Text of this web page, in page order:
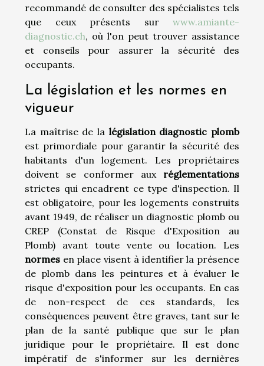
recommandé de consulter des spécialistes tels
que ceux présents sur www.amiante-
diagnostic.ch, où l'on peut trouver assistance
et conseils pour assurer la sécurité des
occupants.
La législation et les normes en
vigueur
La maîtrise de la législation diagnostic plomb
est primordiale pour garantir la sécurité des
habitants d'un logement. Les propriétaires
doivent se conformer aux réglementations
strictes qui encadrent ce type d'inspection. Il
est obligatoire, pour les logements construits
avant 1949, de réaliser un diagnostic plomb ou
CREP (Constat de Risque d'Exposition au
Plomb) avant toute vente ou location. Les
normes en place visent à identifier la présence
de plomb dans les peintures et à évaluer le
risque d'exposition pour les occupants. En cas
de non-respect de ces standards, les
conséquences peuvent être graves, tant sur le
plan de la santé publique que sur le plan
juridique pour le propriétaire. Il est donc
impératif de s'informer sur les dernières